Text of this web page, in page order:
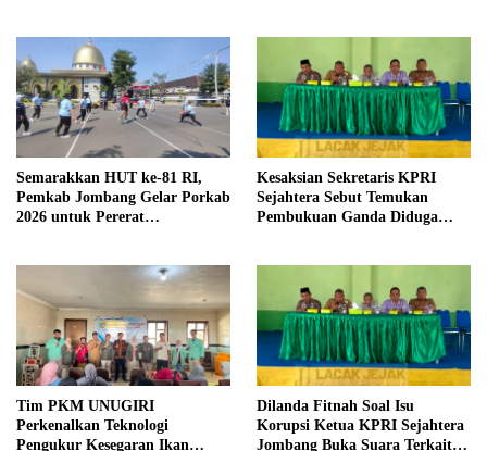
Semarakkan HUT ke-81 RI,
Pemkab Jombang Gelar Porkab
2026 untuk Pererat
Kesaksian Sekretaris KPRI
Sejahtera Sebut Temukan
Pembukuan Ganda Diduga
Tim PKM UNUGIRI
Perkenalkan Teknologi
Pengukur Kesegaran Ikan
Dilanda Fitnah Soal Isu
Korupsi Ketua KPRI Sejahtera
Jombang Buka Suara Terkait